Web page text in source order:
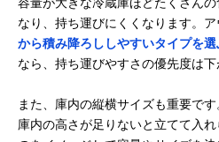
容量が大きな冷蔵庫ほどたくさん
なり、持ち運びにくくなります。ア
から積み降ろししやすいタイプを
なら、持ち運びやすさの優先度は下
また、庫内の縦横サイズも重要で
庫内の高さが足りないと立てて入